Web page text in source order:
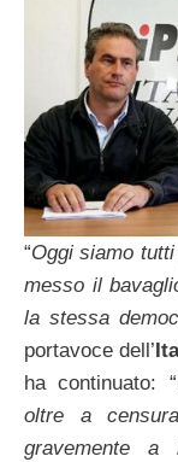
“Oggi siamo
messo il
la stessa
portavoce dell’
ha continuato: “
oltre a
gravemente a